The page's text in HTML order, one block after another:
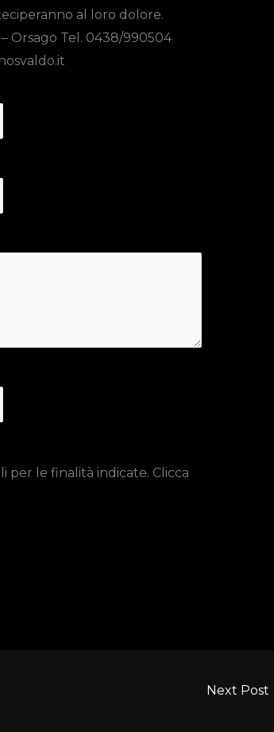
al loro dolore.
Orsago Tel. 0438/990504
per le finalità indicate. Clicca
Next Post